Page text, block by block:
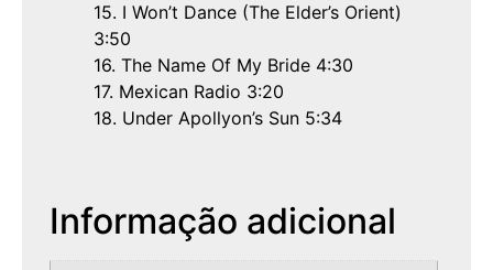
15. I Won’t Dance (The Elder’s Orient)
3:50
16. The Name Of My Bride 4:30
17. Mexican Radio 3:20
18. Under Apollyon’s Sun 5:34
Informação adicional